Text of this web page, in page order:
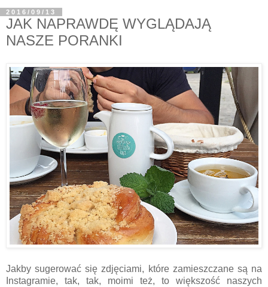
2016/09/13
JAK NAPRAWDĘ WYGLĄDAJĄ
NASZE PORANKI
Jakby sugerować się zdjęciami, które zamieszczane są na
Instagramie, tak, tak, moimi też, to większość naszych